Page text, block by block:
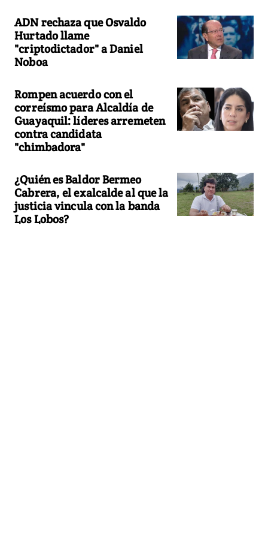
ADN rechaza que Osvaldo
Hurtado llame
"criptodictador" a Daniel
Noboa
Rompen acuerdo con el
correísmo para Alcaldía de
Guayaquil: líderes arremeten
contra candidata
"chimbadora"
¿Quién es Baldor Bermeo
Cabrera, el exalcalde al que la
justicia vincula con la banda
Los Lobos?